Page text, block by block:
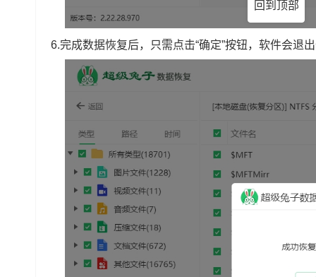
6.完成数据恢复后，只需点击“确定”按钮，软件会退
回到顶部